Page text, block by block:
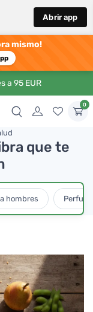
Abrir app
mismo!
a 95 EUR
0
que te
hombres